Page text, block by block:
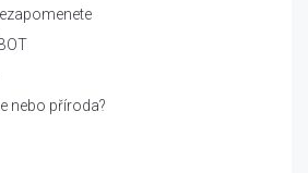
nebo příroda?